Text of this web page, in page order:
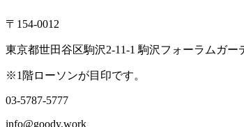
〒154-0012
東京都世田谷区駒沢2-11-1 駒沢フォーラムガー
※1階ローソンが目印です。
03-5787-5777
info@goody.work